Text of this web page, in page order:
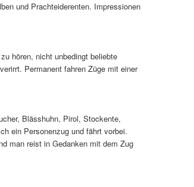
und Prachteiderenten. Impressionen
hören, nicht unbedingt beliebte
Permanent fahren Züge mit einer
Blässhuhn, Pirol, Stockente,
ein Personenzug und fährt vorbei.
man reist in Gedanken mit dem Zug